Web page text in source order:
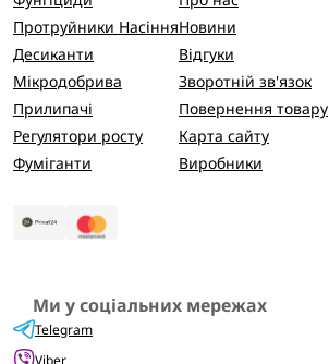
Протруйники Насіння
Десиканти
Мікродобрива
Прилипачі
Регулятори росту
Фуміганти
Новини
Відгуки
Зворотній зв'язок
Повернення товару
Карта сайту
Виробники
Ми у соціальних мережах
Telegram
Viber